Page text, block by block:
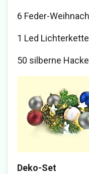
6 Feder-
1 Led
50 silberne
Deko-Set